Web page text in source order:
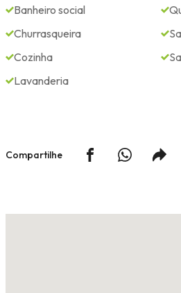
Banheiro social
Churrasqueira
Cozinha
Lavanderia
Compartilhe